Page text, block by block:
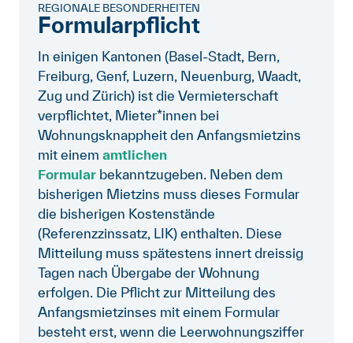
REGIONALE BESONDERHEITEN
Formularpflicht
In einigen Kantonen (Basel-Stadt, Bern,
Freiburg, Genf, Luzern, Neuenburg, Waadt,
Zug und Zürich) ist die Vermieterschaft
verpflichtet, Mieter*innen bei
Wohnungsknappheit den Anfangsmietzins
mit einem amtlichen
Formular bekanntzugeben. Neben dem
bisherigen Mietzins muss dieses Formular
die bisherigen Kostenstände
(Referenzzinssatz, LIK) enthalten. Diese
Mitteilung muss spätestens innert dreissig
Tagen nach Übergabe der Wohnung
erfolgen. Die Pflicht zur Mitteilung des
Anfangsmietzinses mit einem Formular
besteht erst, wenn die Leerwohnungsziffer